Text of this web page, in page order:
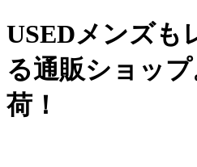
USEDメンズも
る通販ショッ
荷！